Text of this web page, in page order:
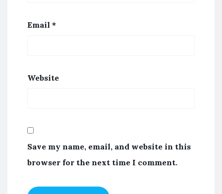
Email *
Website
Save my name, email, and website in this
browser for the next time I comment.